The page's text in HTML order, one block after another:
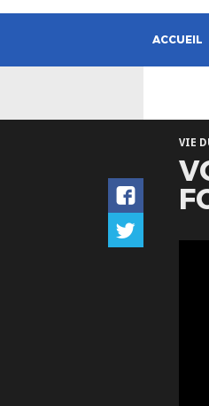
ACCUEIL
VIE